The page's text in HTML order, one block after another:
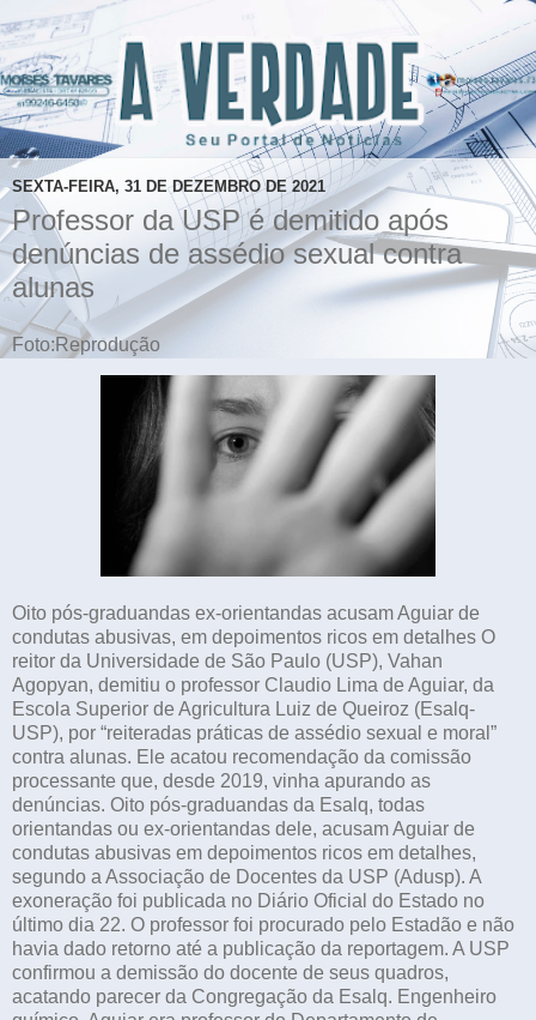
SEXTA-FEIRA, 31 DE DEZEMBRO DE 2021
Professor da USP é demitido após
denúncias de assédio sexual contra
alunas
Foto:Reprodução
Oito pós-graduandas ex-orientandas acusam Aguiar de
condutas abusivas, em depoimentos ricos em detalhes O
reitor da Universidade de São Paulo (USP), Vahan
Agopyan, demitiu o professor Claudio Lima de Aguiar, da
Escola Superior de Agricultura Luiz de Queiroz (Esalq-
USP), por “reiteradas práticas de assédio sexual e moral”
contra alunas. Ele acatou recomendação da comissão
processante que, desde 2019, vinha apurando as
denúncias. Oito pós-graduandas da Esalq, todas
orientandas ou ex-orientandas dele, acusam Aguiar de
condutas abusivas em depoimentos ricos em detalhes,
segundo a Associação de Docentes da USP (Adusp). A
exoneração foi publicada no Diário Oficial do Estado no
último dia 22. O professor foi procurado pelo Estadão e não
havia dado retorno até a publicação da reportagem. A USP
confirmou a demissão do docente de seus quadros,
acatando parecer da Congregação da Esalq. Engenheiro